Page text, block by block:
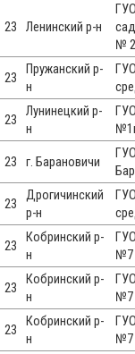
23 Ленинский р-н
№
23
Пружанский р-
н
23
Лунинецкий р-
н
23 г. Барановичи
23
Дрогичинский
р-н
23
Кобринский р-
н
№7
23
Кобринский р-
н
№7
23
Кобринский р-
н
№7